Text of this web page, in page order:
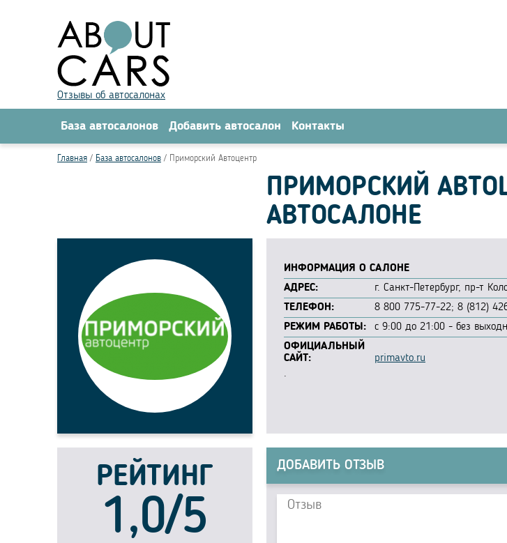
Отзывы об автосалонах
База автосалонов Добавить автосалон Контакты
Главная База автосалонов Приморский Автоцентр
ПРИМОРСКИЙ
АВТОСАЛОНЕ
ИНФОРМАЦИЯ О САЛОНЕ
АДРЕС:
г. Санкт-Петербург, пр-т
ТЕЛЕФОН:
8 800 775-77-22; 8 (812)
РЕЖИМ РАБОТЫ:
c 9:00 до 21:00 - без
ОФИЦИАЛЬНЫЙ
САЙТ:
primavto.ru
.
РЕЙТИНГ
1,0/5
ДОБАВИТЬ ОТЗЫВ